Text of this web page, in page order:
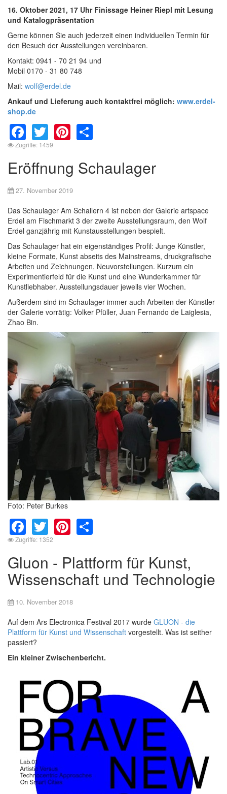
16. Oktober 2021, 17 Uhr Finissage Heiner Riepl mit Lesung
und Katalogpräsentation
Gerne können Sie auch jederzeit einen individuellen Termin für
den Besuch der Ausstellungen vereinbaren.
Kontakt: 0941 - 70 21 94 und
Mobil 0170 - 31 80 748
Mail: wolf@erdel.de
Ankauf und Lieferung auch kontaktfrei möglich: www.erdel-
shop.de
Facebook
TwitterPinterest
Zugriffe: 1459
Eröffnung Schaulager
27. November 2019
Das Schaulager Am Schallern 4 ist neben der Galerie artspace
Erdel am Fischmarkt 3 der zweite Ausstellungsraum, den Wolf
Erdel ganzjährig mit Kunstausstellungen bespielt.
Das Schaulager hat ein eigenständiges Profil: Junge Künstler,
kleine Formate, Kunst abseits des Mainstreams, druckgrafische
Arbeiten und Zeichnungen, Neuvorstellungen. Kurzum ein
Experimentierfeld für die Kunst und eine Wunderkammer für
Kunstliebhaber. Ausstellungsdauer jeweils vier Wochen.
Außerdem sind im Schaulager immer auch Arbeiten der Künstler
der Galerie vorrätig: Volker Pfüller, Juan Fernando de Laiglesia,
Zhao Bin.
Foto: Peter Burkes
Facebook
TwitterPinterest
Zugriffe: 1352
Gluon - Plattform für Kunst,
Wissenschaft und Technologie
10. November 2018
Auf dem Ars Electronica Festival 2017 wurde GLUON - die
Plattform für Kunst und Wissenschaft vorgestellt. Was ist seither
passiert?
Ein kleiner Zwischenbericht.